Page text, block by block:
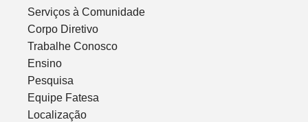
Serviços à Comunidade
Corpo Diretivo
Trabalhe Conosco
Ensino
Pesquisa
Equipe Fatesa
Localização